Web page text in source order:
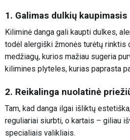
1. Galimas dulkių kaupimasis
Kiliminė danga gali kaupti dulkes,
todėl alergiški žmonės turėtų rinktis
medžiagų, kurios mažiau sugeria
kilimines plyteles, kurias paprasta
2. Reikalinga nuolatinė
Tam, kad danga ilgai išliktų
reguliariai siurbti, o kartais – giliau
specialiais valikliais.